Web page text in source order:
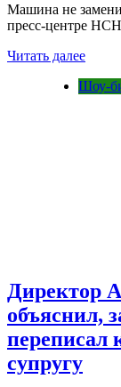
Машина не
пресс-центре
Читать далее
Шоу-
Директор
объяснил,
переписал
супругу